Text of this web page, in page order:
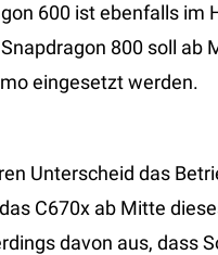
600 ist ebenfalls im
800 soll
eingesetzt werden.
Unterscheid das
C670x ab Mitte
davon aus, dass